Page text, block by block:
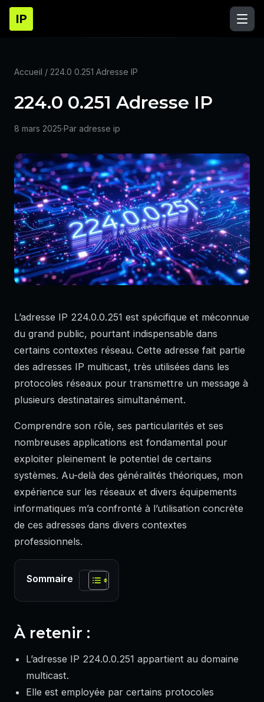
IP
Accueil / 224.0 0.251 Adresse IP
224.0 0.251 Adresse IP
8 mars 2025·Par adresse ip
L’adresse IP 224.0.0.251 est spécifique et méconnue
du grand public, pourtant indispensable dans
certains contextes réseau. Cette adresse fait partie
des adresses IP multicast, très utilisées dans les
protocoles réseaux pour transmettre un message à
plusieurs destinataires simultanément.
Comprendre son rôle, ses particularités et ses
nombreuses applications est fondamental pour
exploiter pleinement le potentiel de certains
systèmes. Au-delà des généralités théoriques, mon
expérience sur les réseaux et divers équipements
informatiques m’a confronté à l’utilisation concrète
de ces adresses dans divers contextes
professionnels.
Sommaire
À retenir :
L’adresse IP 224.0.0.251 appartient au domaine
multicast.
Elle est employée par certains protocoles